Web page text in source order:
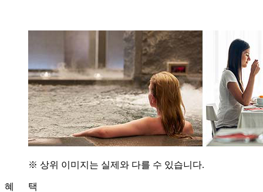
※ 상위 이미지는 실제와 다를 수 있습니다.
혜 택